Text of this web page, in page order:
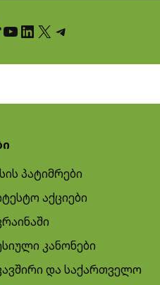
YouTube LinkedIn X Telegram
პატიმრები
აქციები
კანონები
და საქართველო